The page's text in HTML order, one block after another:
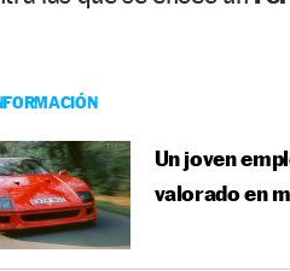
Un joven
valorado en